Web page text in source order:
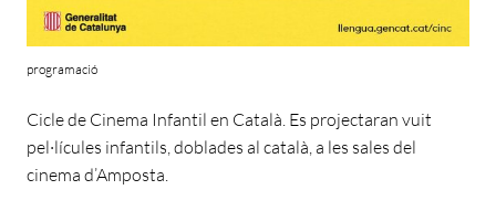
programació
Cicle de Cinema Infantil en Català. Es projectaran vuit
pel·lícules infantils, doblades al català, a les sales del
cinema d’Amposta.